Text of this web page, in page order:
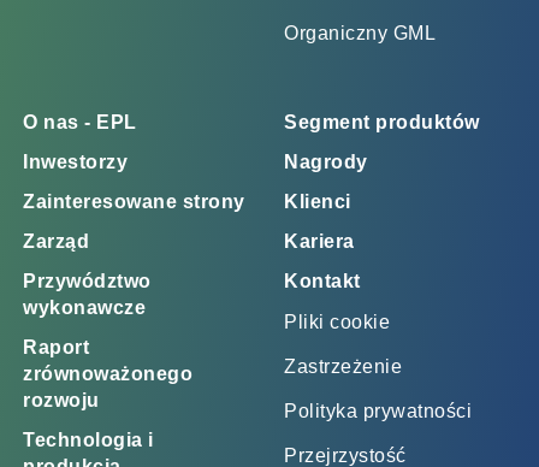
Organiczny GML
O nas - EPL
Inwestorzy
Zainteresowane strony
Zarząd
Przywództwo
wykonawcze
Raport
zrównoważonego
rozwoju
Technologia i
Segment produktów
Nagrody
Klienci
Kariera
Kontakt
Pliki cookie
Zastrzeżenie
Polityka prywatności
Przejrzystość